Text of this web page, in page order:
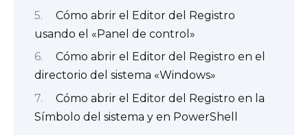
Cómo abrir el Editor del Registro
usando el «Panel de control»
Cómo abrir el Editor del Registro en el
directorio del sistema «Windows»
Cómo abrir el Editor del Registro en la
Símbolo del sistema y en PowerShell